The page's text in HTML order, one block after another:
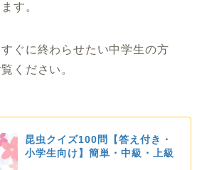
す。
ぐに終わらせたい中学生の方
ください。
昆虫クイズ100問【答え付き・
小学生向け】簡単・中級・上級